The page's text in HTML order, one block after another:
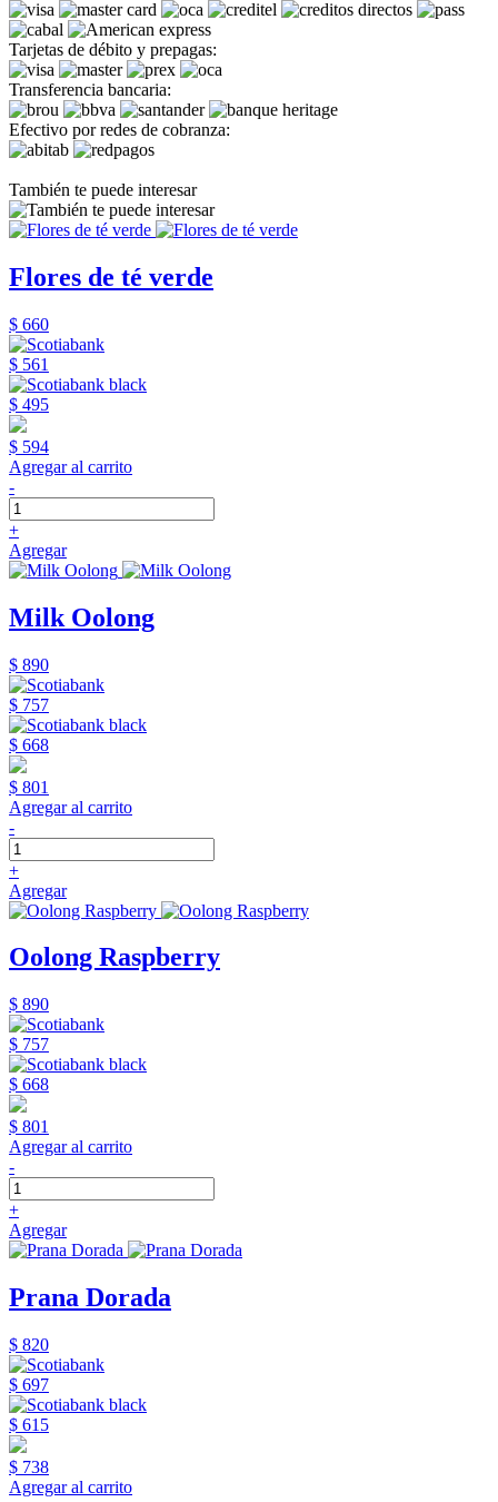
Tarjetas de débito y prepagas:
Transferencia bancaria:
Efectivo por redes de cobranza:
También te puede interesar
Flores de té verde
$ 660
$ 561
$ 495
$ 594
Agregar al carrito
-
+
Agregar
Milk Oolong
$ 890
$ 757
$ 668
$ 801
Agregar al carrito
-
+
Agregar
Oolong Raspberry
$ 890
$ 757
$ 668
$ 801
Agregar al carrito
-
+
Agregar
Prana Dorada
$ 820
$ 697
$ 615
$ 738
Agregar al carrito